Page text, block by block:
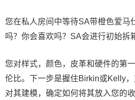
您在私人房间中等待SA带橙色爱马
吗？你会喜欢吗？SA会进行初始拆
您对样式，颜色，皮革和硬件的第
伦比。下一步是握住Birkin或Kelly，
对其建模，确定如何将其放入您的